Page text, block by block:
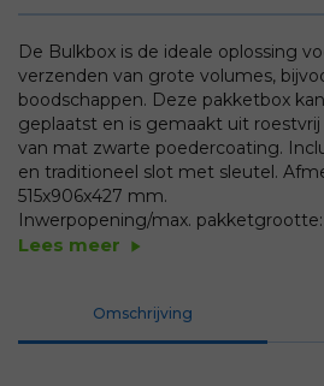
De Bulkbox is de ideale oplossing
verzenden van grote volumes,
boodschappen. Deze pakketbox
geplaatst en is gemaakt uit
van mat zwarte poedercoating.
en traditioneel slot met sleutel.
515x906x427 mm.
Inwerpopening/max.
Lees meer play_arrow
Omschrijving